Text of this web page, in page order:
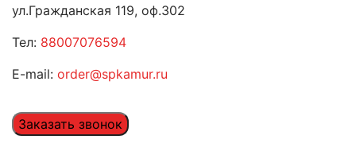
ул.Гражданская 119, оф.302
Тел: 88007076594
E-mail: order@spkamur.ru
Заказать звонок